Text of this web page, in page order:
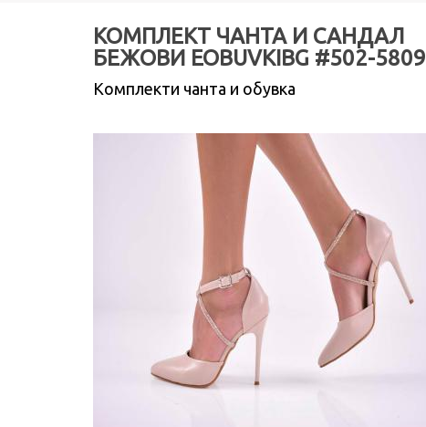
КОМПЛЕКТ ЧАНТА И САНДАЛ
БЕЖОВИ EOBUVKIBG #502-5809
Комплекти чанта и обувка